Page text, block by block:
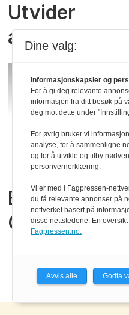
Utvider
Claude Code
Dine valg:
Informasjonskapsler og
For å gi deg relevante
informasjon fra ditt besøk på
deg mot dette under
For øvrig bruker vi
analyse, for å sammenligne
og for å utvikle og tilby
personvernerklæring.
Vi er med i Fagpressen-
du få relevante annonser på
nettverket basert på
disse nettstedene. En
Fagpressen.no.
Avvis alle Godta